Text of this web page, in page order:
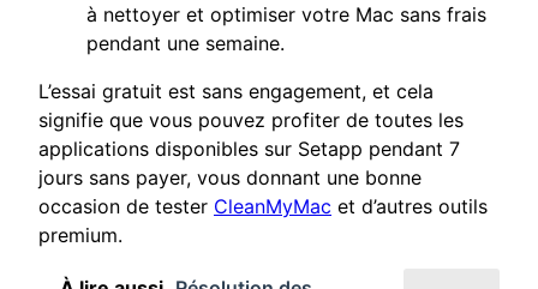
à nettoyer et optimiser votre Mac sans frais
pendant une semaine.
L’essai gratuit est sans engagement, et cela
signifie que vous pouvez profiter de toutes les
applications disponibles sur Setapp pendant 7
jours sans payer, vous donnant une bonne
occasion de tester CleanMyMac et d’autres outils
premium.